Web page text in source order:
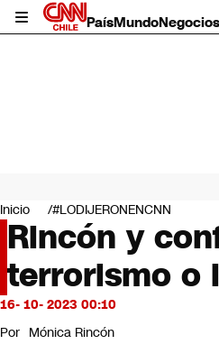
PaísMundoNegocios
Mundo
Negocios
Deportes
Programas completos
Cultura
Servicios
Bits
CNN Data
Inicio #LODIJERONENCNN
Rincón y
terrorismo o
16- 10- 2023 00:10
Por Mónica Rincón